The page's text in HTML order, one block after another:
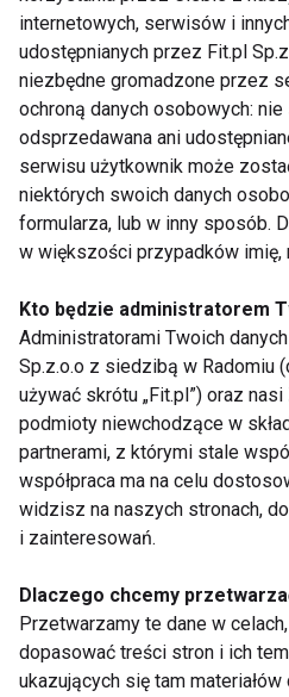
5. Idealne na
codzienne fit-
Mandarynki są nie tylko
Świetnie sprawdzają się
owsianki
sałatek (szczególnie z
orzechami)
jogurtu naturalnego
domowych fit-ciast
wody smakowej lub
Ich wszechstronność aż
i tu wkraczakucharz.ai
6. Mandarynki a
tradycja – skąd to
Mandarynki zaczęły
internetowych, serwisów i
udostępnianych przez Fit.pl
niezbędne gromadzone przez
ochroną danych osobowych:
odsprzedawana ani
serwisu użytkownik może
niektórych swoich danych
formularza, lub w inny sposób.
w większości przypadków imię,
Kto będzie administratorem
Administratorami Twoich
Sp.z.o.o z siedzibą w Radomiu
używać skrótu „Fit.pl”) oraz
podmioty niewchodzące w
partnerami, z którymi stale
współpraca ma na celu
widzisz na naszych stronach,
i zainteresowań.
Dlaczego chcemy
Przetwarzamy te dane w
dopasować treści stron i ich
ukazujących się tam